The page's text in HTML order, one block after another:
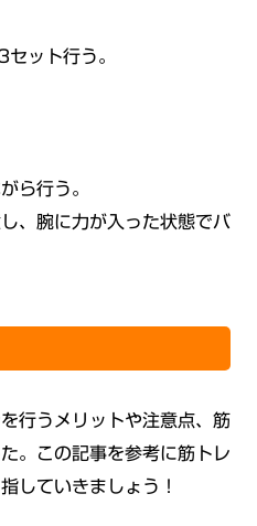
ット行う。
ら行う。
、腕に力が入った状態でバ
行うメリットや注意点、筋
。この記事を参考に筋トレ
していきましょう！